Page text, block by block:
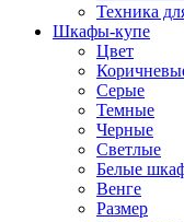
Техника
Шкафы-купе
Цвет
Серые
Темные
Черные
Светлые
Белые
Венге
Размер